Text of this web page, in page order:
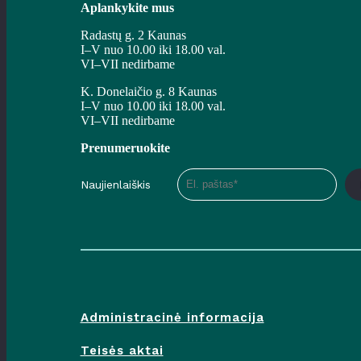
Aplankykite mus
Radastų g. 2 Kaunas
I–V nuo 10.00 iki 18.00 val.
VI–VII nedirbame
K. Donelaičio g. 8 Kaunas
I–V nuo 10.00 iki 18.00 val.
VI–VII nedirbame
Prenumeruokite
Naujienlaiškis
Administracinė informacija
Teisės aktai